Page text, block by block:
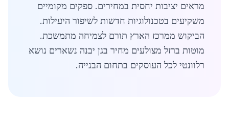
מראים יציבות יחסית במחירים. ספקים מקומיים
משקיעים בטכנולוגיות חדשות לשיפור היעילות.
הביקוש ממרכז הארץ תורם לצמיחה מתמשכת.
מוטות ברזל מצולעים מחיר בגן יבנה נשארים נושא
רלוונטי לכל העוסקים בתחום הבנייה.